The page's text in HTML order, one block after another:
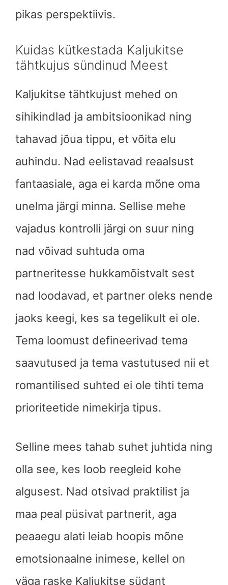
pikas perspektiivis.
Kuidas kütkestada Kaljukitse
tähtkujus sündinud Meest
Kaljukitse tähtkujust mehed on
sihikindlad ja ambitsioonikad ning
tahavad jõua tippu, et võita elu
auhindu. Nad eelistavad reaalsust
fantaasiale, aga ei karda mõne oma
unelma järgi minna. Sellise mehe
vajadus kontrolli järgi on suur ning
nad võivad suhtuda oma
partneritesse hukkamõistvalt sest
nad loodavad, et partner oleks nende
jaoks keegi, kes sa tegelikult ei ole.
Tema loomust defineerivad tema
saavutused ja tema vastutused nii et
romantilised suhted ei ole tihti tema
prioriteetide nimekirja tipus.
Selline mees tahab suhet juhtida ning
olla see, kes loob reegleid kohe
algusest. Nad otsivad praktilist ja
maa peal püsivat partnerit, aga
peaaegu alati leiab hoopis mõne
emotsionaalne inimese, kellel on
väga raske Kaljukitse südant